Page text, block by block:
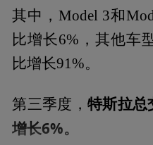
其中，Model 3和
比增长6%，其他车
比增长91%。
第三季度， 特斯拉总
增长6%。